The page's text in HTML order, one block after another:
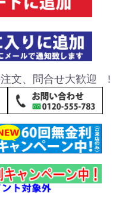
注文、問合せ大歓迎 !